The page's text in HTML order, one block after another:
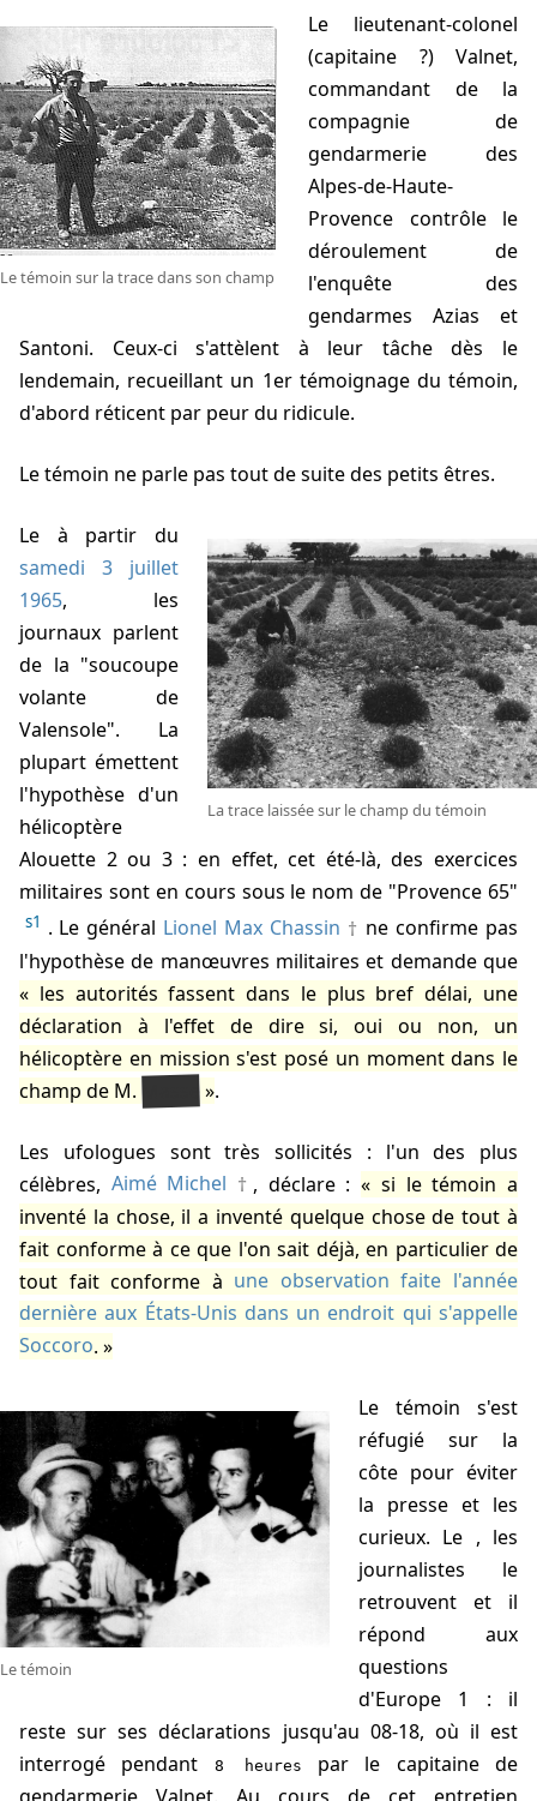
Le témoin sur la trace dans son champ
Le lieutenant-colonel
(capitaine ?) Valnet,
commandant de la
compagnie de
gendarmerie des
Alpes-de-Haute-
Provence contrôle le
déroulement de
l'enquête des
gendarmes Azias et
Santoni. Ceux-ci s'attèlent à leur tâche dès le
lendemain, recueillant un 1er témoignage du témoin,
d'abord réticent par peur du ridicule.
Le témoin ne parle pas tout de suite des petits êtres.
La trace laissée sur le champ du témoin
Le à partir du
samedi 3 juillet
1965, les
journaux parlent
de la "soucoupe
volante de
Valensole". La
plupart émettent
l'hypothèse d'un
hélicoptère
Alouette 2 ou 3 : en effet, cet été-là, des exercices
militaires sont en cours sous le nom de "Provence 65"
s1 . Le général Lionel Max Chassin
ne confirme pas
l'hypothèse de manœuvres militaires et demande que
les autorités fassent dans le plus bref délai, une
déclaration à l'effet de dire si, oui ou non, un
hélicoptère en mission s'est posé un moment dans le
champ de M. Masse .
Les ufologues sont très sollicités : l'un des plus
célèbres, Aimé Michel , déclare :
si le témoin a
inventé la chose, il a inventé quelque chose de tout à
fait conforme à ce que l'on sait déjà, en particulier de
tout fait conforme à une observation faite l'année
dernière aux États-Unis dans un endroit qui s'appelle
Soccoro.
Le témoin
Le témoin s'est
réfugié sur la
côte pour éviter
la presse et les
curieux. Le , les
journalistes le
retrouvent et il
répond aux
questions
d'Europe 1 : il
reste sur ses déclarations jusqu'au 08-18, où il est
interrogé pendant
8 heures
par le capitaine de
gendarmerie Valnet. Au cours de cet entretien